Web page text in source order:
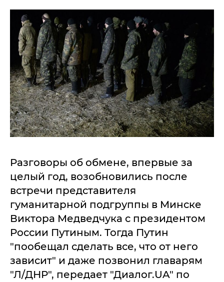
Разговоры об обмене, впервые за
целый год, возобновились после
встречи представителя
гуманитарной подгруппы в Минске
Виктора Медведчука с президентом
России Путиным. Тогда Путин
"пообещал сделать все, что от него
зависит" и даже позвонил главарям
"Л/ДНР", передает "Диалог.UA" по